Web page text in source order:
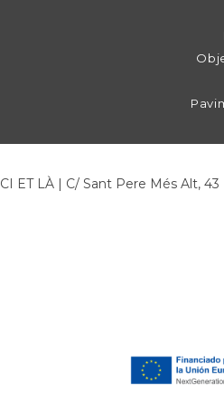
ICI ET LÀ | C/ Sant Pere Més Alt,